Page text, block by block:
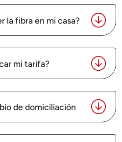
la fibra en mi casa?
mi tarifa?
de domiciliación